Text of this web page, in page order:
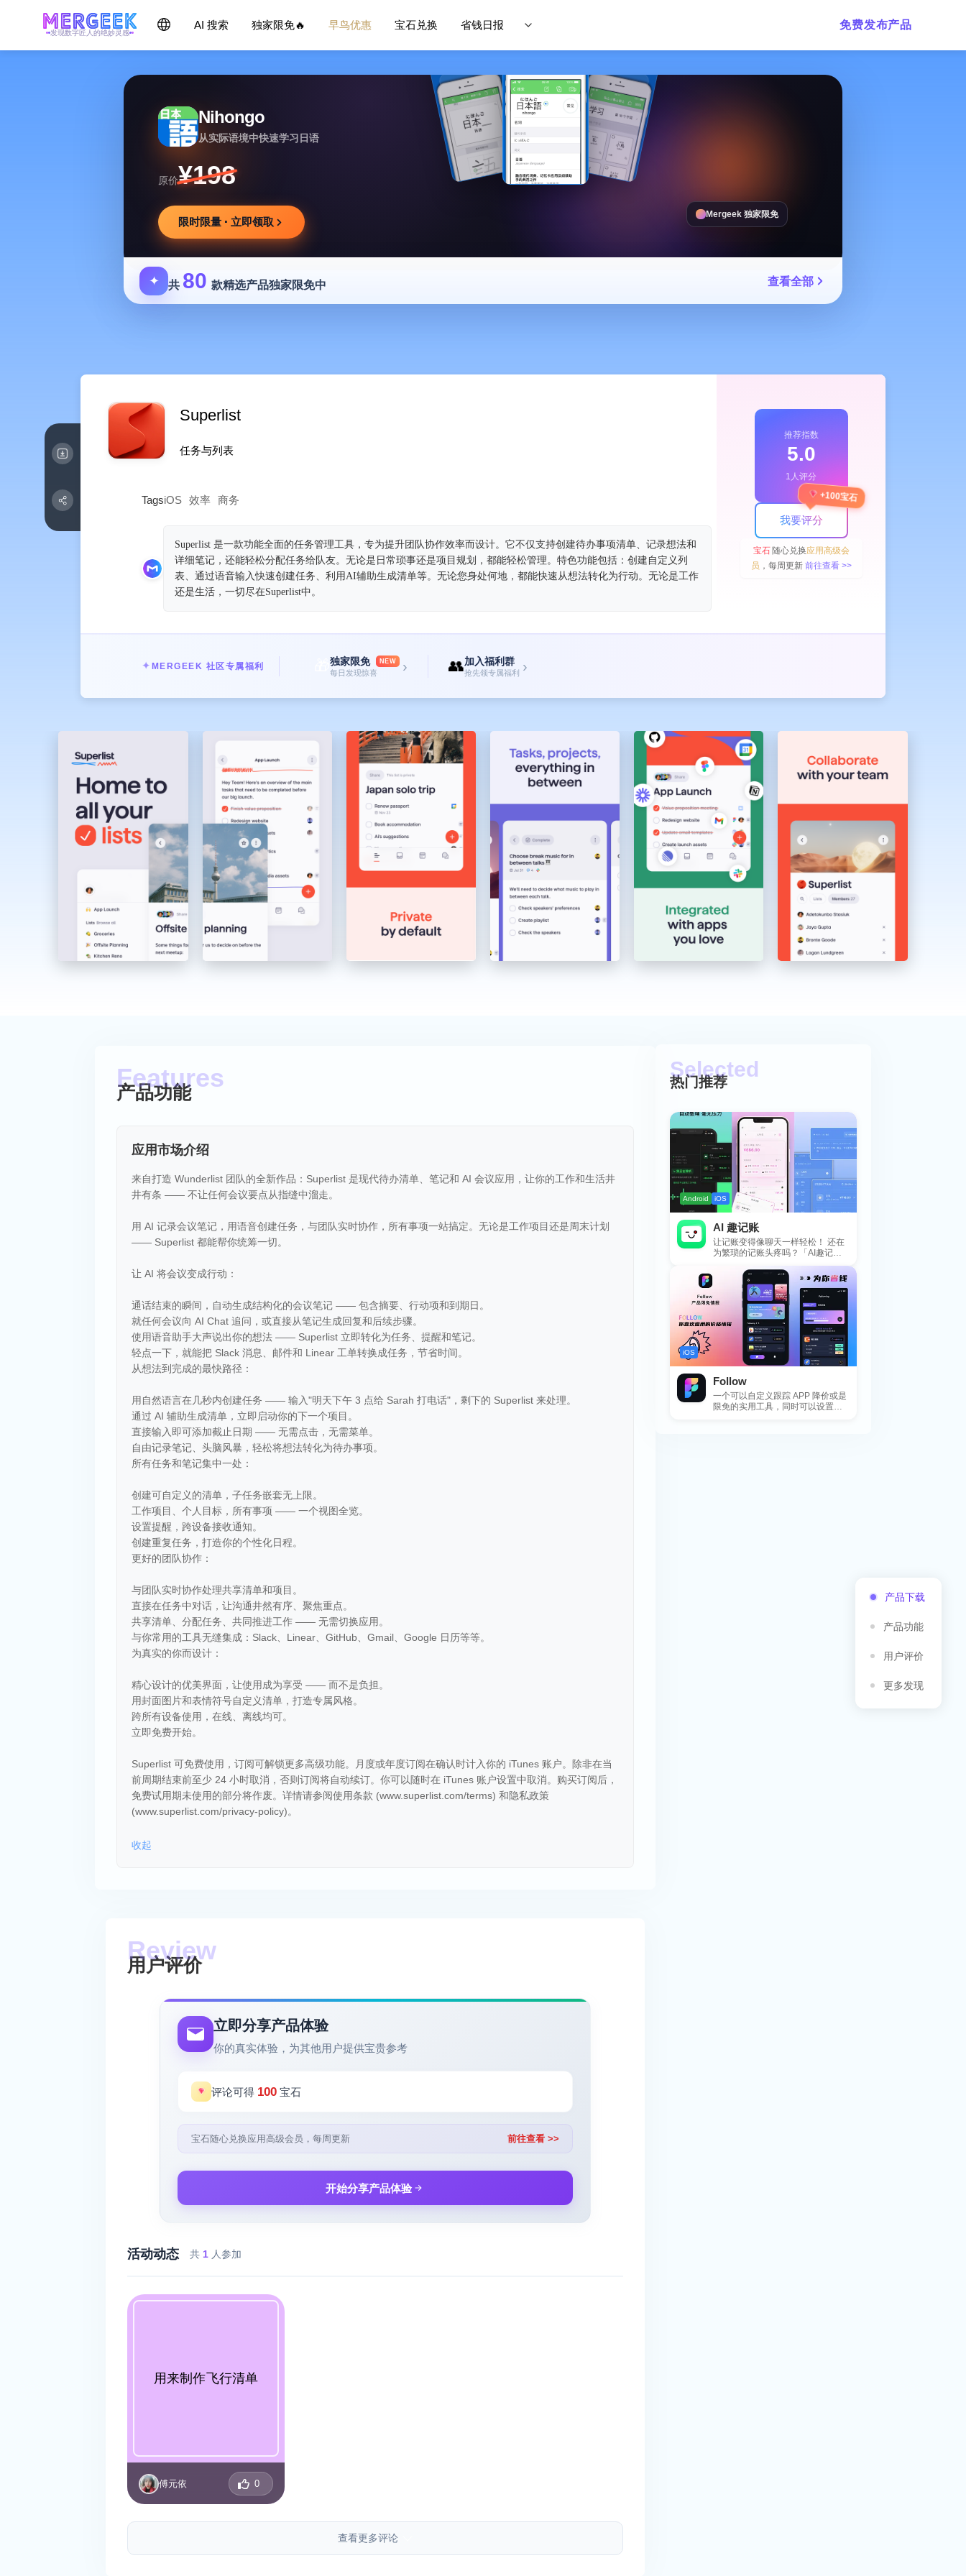
发现数字匠人的绝妙灵感
AI 搜索 独家限免🔥 早鸟优惠 宝石兑换 省钱日报 免费发布产品
Nihongo
从实际语境中快速学习日语
原价¥198
限时限量 · 立即领取
Mergeek 独家限免
✦ 共 80 款精选产品独家限免中 查看全部
Superlist
任务与列表
TagsiOS 效率 商务
Superlist 是一款功能全面的任务管理工具，专为提升团队协作效率而设计。它不仅支持创建待办事项清单、记录想法和
详细笔记，还能轻松分配任务给队友。无论是日常琐事还是项目规划，都能轻松管理。特色功能包括：创建自定义列
表、通过语音输入快速创建任务、利用AI辅助生成清单等。无论您身处何地，都能快速从想法转化为行动。无论是工作
还是生活，一切尽在Superlist中。
推荐指数
5.0
1人评分
我要评分
+100宝石
宝石随心兑换应用高级会
员 ，每周更新 前往查看 >>
✦ MERGEEK 社区专属福利 独家限免 NEW
每日发现惊喜 › 👥加入福利群
抢先领专属福利 ›
产品下载
产品功能
用户评价
更多发现
产品功能
应用市场介绍
来自打造 Wunderlist 团队的全新作品：Superlist 是现代待办清单、笔记和 AI 会议应用，让你的工作和生活井
井有条 —— 不让任何会议要点从指缝中溜走。
用 AI 记录会议笔记，用语音创建任务，与团队实时协作，所有事项一站搞定。无论是工作项目还是周末计划
—— Superlist 都能帮你统筹一切。
让 AI 将会议变成行动：
通话结束的瞬间，自动生成结构化的会议笔记 —— 包含摘要、行动项和到期日。
就任何会议向 AI Chat 追问，或直接从笔记生成回复和后续步骤。
使用语音助手大声说出你的想法 —— Superlist 立即转化为任务、提醒和笔记。
轻点一下，就能把 Slack 消息、邮件和 Linear 工单转换成任务，节省时间。
从想法到完成的最快路径：
用自然语言在几秒内创建任务 —— 输入"明天下午 3 点给 Sarah 打电话"，剩下的 Superlist 来处理。
通过 AI 辅助生成清单，立即启动你的下一个项目。
直接输入即可添加截止日期 —— 无需点击，无需菜单。
自由记录笔记、头脑风暴，轻松将想法转化为待办事项。
所有任务和笔记集中一处：
创建可自定义的清单，子任务嵌套无上限。
工作项目、个人目标，所有事项 —— 一个视图全览。
设置提醒，跨设备接收通知。
创建重复任务，打造你的个性化日程。
更好的团队协作：
与团队实时协作处理共享清单和项目。
直接在任务中对话，让沟通井然有序、聚焦重点。
共享清单、分配任务、共同推进工作 —— 无需切换应用。
与你常用的工具无缝集成：Slack、Linear、GitHub、Gmail、Google 日历等等。
为真实的你而设计：
精心设计的优美界面，让使用成为享受 —— 而不是负担。
用封面图片和表情符号自定义清单，打造专属风格。
跨所有设备使用，在线、离线均可。
立即免费开始。
Superlist 可免费使用，订阅可解锁更多高级功能。月度或年度订阅在确认时计入你的 iTunes 账户。除非在当
前周期结束前至少 24 小时取消，否则订阅将自动续订。你可以随时在 iTunes 账户设置中取消。购买订阅后，
免费试用期未使用的部分将作废。详情请参阅使用条款 (www.superlist.com/terms) 和隐私政策
(www.superlist.com/privacy-policy)。
收起
用户评价
立即分享产品体验
你的真实体验，为其他用户提供宝贵参考
评论可得 100 宝石
宝石随心兑换应用高级会员，每周更新 前往查看 >>
开始分享产品体验
活动动态 共 1 人参加
用来制作飞行清单
傅元依 0
查看更多评论
热门推荐
Android iOS
AI 趣记账
让记账变得像聊天一样轻松！ 还在
为繁琐的记账头疼吗？「AI趣记
账」来拯救你啦！这款智能记账工
具专为懒...
iOS
Follow
一个可以自定义跟踪 APP 降价或是
限免的实用工具，同时可以设置包